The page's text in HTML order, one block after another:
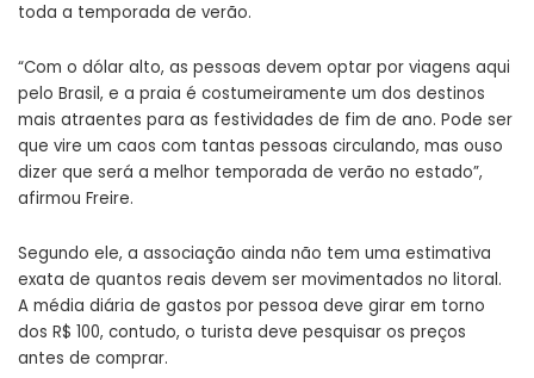
toda a temporada de verão.
“Com o dólar alto, as pessoas devem optar por viagens aqui
pelo Brasil, e a praia é costumeiramente um dos destinos
mais atraentes para as festividades de fim de ano. Pode ser
que vire um caos com tantas pessoas circulando, mas ouso
dizer que será a melhor temporada de verão no estado”,
afirmou Freire.
Segundo ele, a associação ainda não tem uma estimativa
exata de quantos reais devem ser movimentados no litoral.
A média diária de gastos por pessoa deve girar em torno
dos R$ 100, contudo, o turista deve pesquisar os preços
antes de comprar.